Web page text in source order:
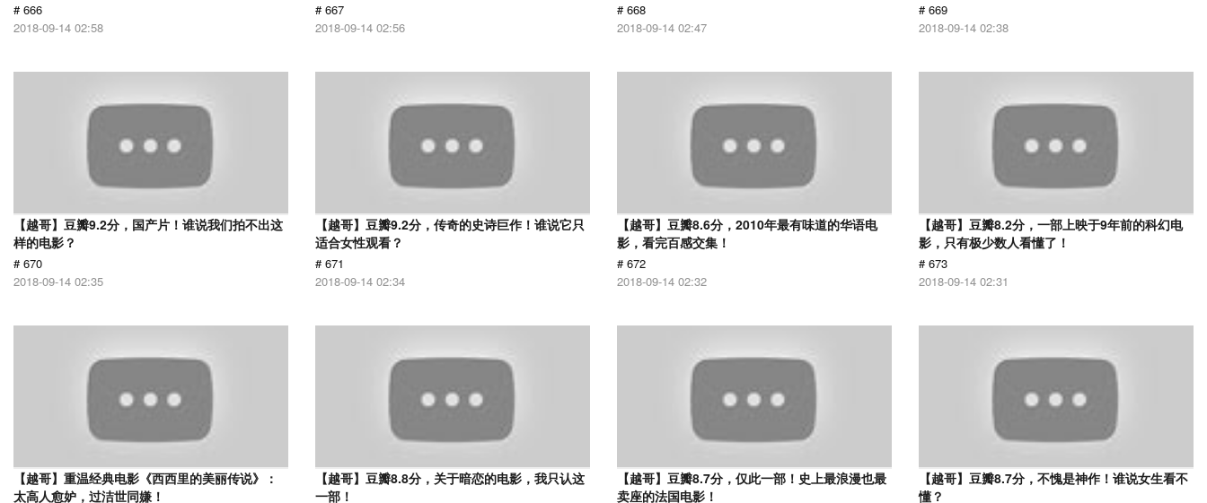
# 666
2018-09-14 02:58
# 667
2018-09-14 02:56
# 668
2018-09-14 02:47
# 669
2018-09-14 02:38
【越哥】豆瓣9.2分，国产片！谁说我们拍不出这
样的电影？
# 670
2018-09-14 02:35
【越哥】豆瓣9.2分，传奇的史诗巨作！谁说它只
适合女性观看？
# 671
2018-09-14 02:34
【越哥】豆瓣8.6分，2010年最有味道的华语电
影，看完百感交集！
# 672
2018-09-14 02:32
【越哥】豆瓣8.2分，一部上映于9年前的科幻电
影，只有极少数人看懂了！
# 673
2018-09-14 02:31
【越哥】重温经典电影《西西里的美丽传说》：
太高人愈妒，过洁世同嫌！
【越哥】豆瓣8.8分，关于暗恋的电影，我只认这
一部！
【越哥】豆瓣8.7分，仅此一部！史上最浪漫也最
卖座的法国电影！
【越哥】豆瓣8.7分，不愧是神作！谁说女生看不
懂？